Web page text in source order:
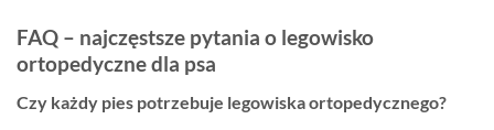
FAQ – najczęstsze pytania o legowisko
ortopedyczne dla psa
Czy każdy pies potrzebuje legowiska ortopedycznego?